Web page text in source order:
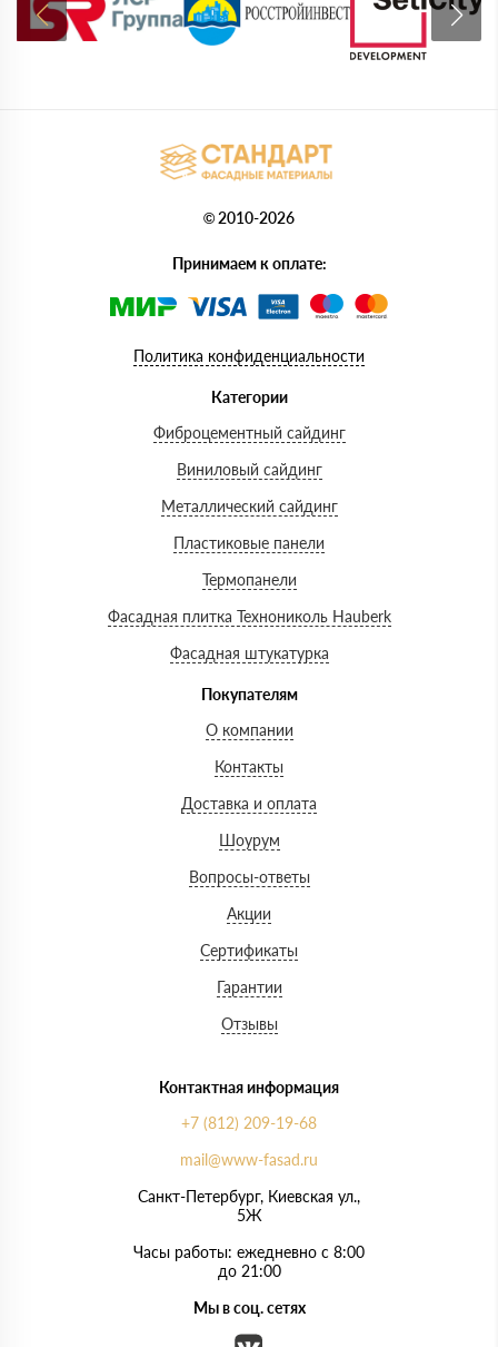
© 2010-2026
Принимаем к оплате:
Политика конфиденциальности
Категории
Фиброцементный сайдинг
Виниловый сайдинг
Металлический сайдинг
Пластиковые панели
Термопанели
Фасадная плитка Технониколь Hauberk
Фасадная штукатурка
Покупателям
О компании
Контакты
Доставка и оплата
Шоурум
Вопросы-ответы
Акции
Сертификаты
Гарантии
Отзывы
Контактная информация
+7 (812) 209-19-68
mail@www-fasad.ru
Санкт-Петербург, ​Киевская ул.,
5Ж
Часы работы: ежедневно с 8:00
до 21:00
Мы в соц. сетях